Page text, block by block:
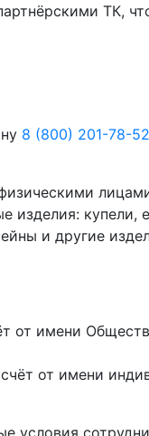
ТК,
8 (800) 201-78-52
изделия: купели,
и другие
от имени
от имени
условия